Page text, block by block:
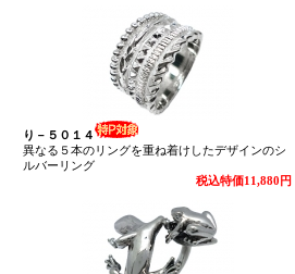
り－５０１４
異なる５本のリングを重ね着けしたデザインのシ
ルバーリング
税込特価11,880円